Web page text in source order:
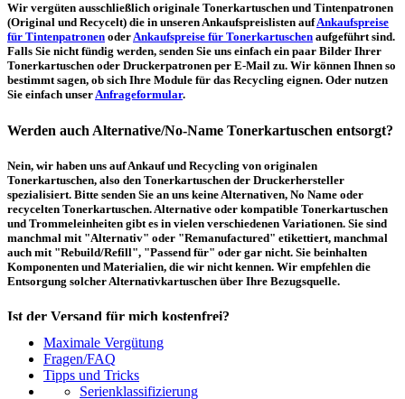
Wir vergüten ausschließlich originale Tonerkartuschen und Tintenpatronen
(Original und Recycelt) die in unseren Ankaufspreislisten aufAnkaufspreise
für Tintenpatronen oderAnkaufspreise für Tonerkartuschen aufgeführt sind.
Falls Sie nicht fündig werden, senden Sie uns einfach ein paar Bilder Ihrer
Tonerkartuschen oder Druckerpatronen per E-Mail zu. Wir können Ihnen so
bestimmt sagen, ob sich Ihre Module für das Recycling eignen. Oder nutzen
Sie einfach unserAnfrageformular.
Werden auch Alternative/No-Name Tonerkartuschen entsorgt?
Nein, wir haben uns auf Ankauf und Recycling von originalen
Tonerkartuschen, also den Tonerkartuschen der Druckerhersteller
spezialisiert. Bitte senden Sie an uns keine Alternativen, No Name oder
recycelten Tonerkartuschen. Alternative oder kompatible Tonerkartuschen
und Trommeleinheiten gibt es in vielen verschiedenen Variationen. Sie sind
manchmal mit "Alternativ" oder "Remanufactured" etikettiert, manchmal
auch mit "Rebuild/Refill", "Passend für" oder gar nicht. Sie beinhalten
Komponenten und Materialien, die wir nicht kennen. Wir empfehlen die
Entsorgung solcher Alternativkartuschen über Ihre Bezugsquelle.
Ist der Versand für mich kostenfrei?
Ein kostenfreier, innerdeutscher Versand (Paketmarke bzw.
Palettenabholung) ist erst ab einem Ankaufswert von 30,00€ pro Paket bzw.
150,00€ pro Palette möglich. Unter diesen Werten belaufen sich die
Rücksendekosten auf 7,14€ pro Paket bzw. 59,50€ pro Palette (inkl. MwSt.).
Maximale Vergütung
Fragen/FAQ
Tipps und Tricks
Serienklassifizierung